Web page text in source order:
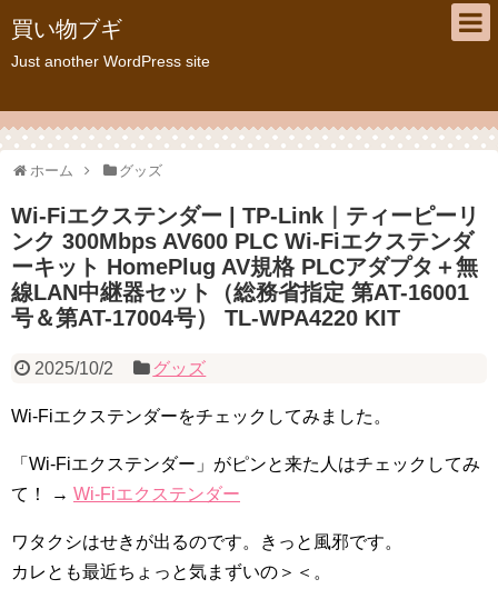
買い物ブギ
Just another WordPress site
ホーム グッズ
Wi-Fiエクステンダー | TP-Link｜ティーピーリ
ンク 300Mbps AV600 PLC Wi-Fiエクステンダ
ーキット HomePlug AV規格 PLCアダプタ＋無
線LAN中継器セット（総務省指定 第AT-16001
号＆第AT-17004号） TL-WPA4220 KIT
2025/10/2 グッズ
Wi-Fiエクステンダーをチェックしてみました。
「Wi-Fiエクステンダー」がピンと来た人はチェックしてみ
て！ → Wi-Fiエクステンダー
ワタクシはせきが出るのです。きっと風邪です。
カレとも最近ちょっと気まずいの＞＜。